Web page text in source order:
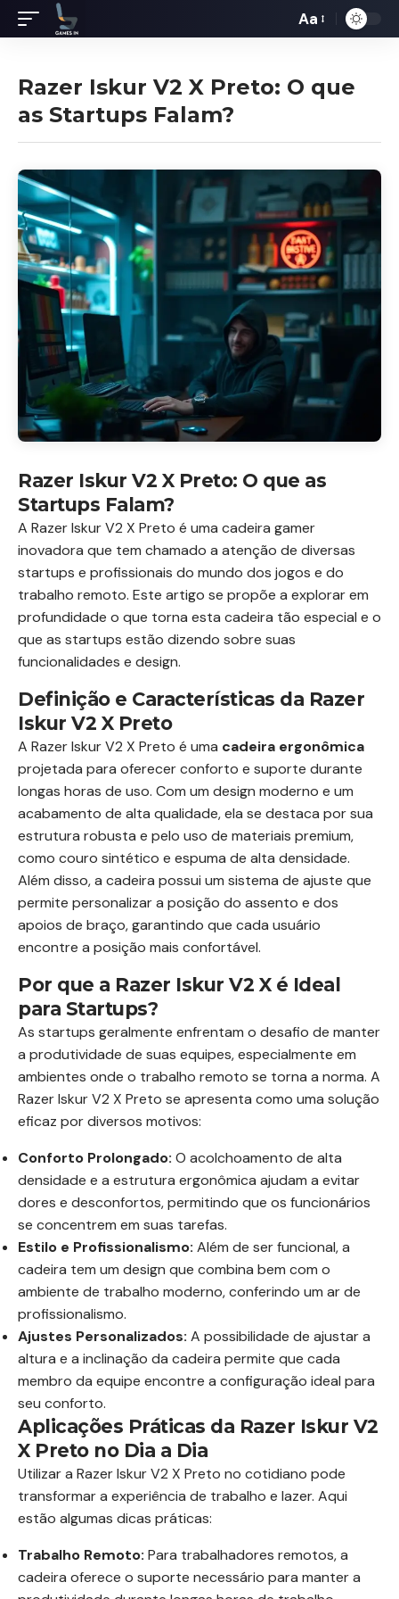
fontes
Aa
Razer Iskur V2 X Preto: O que
as Startups Falam?
Razer Iskur V2 X Preto: O que as
Startups Falam?
A Razer Iskur V2 X Preto é uma cadeira gamer
inovadora que tem chamado a atenção de diversas
startups e profissionais do mundo dos jogos e do
trabalho remoto. Este artigo se propõe a explorar em
profundidade o que torna esta cadeira tão especial e o
que as startups estão dizendo sobre suas
funcionalidades e design.
Definição e Características da Razer
Iskur V2 X Preto
A Razer Iskur V2 X Preto é uma cadeira ergonômica
projetada para oferecer conforto e suporte durante
longas horas de uso. Com um design moderno e um
acabamento de alta qualidade, ela se destaca por sua
estrutura robusta e pelo uso de materiais premium,
como couro sintético e espuma de alta densidade.
Além disso, a cadeira possui um sistema de ajuste que
permite personalizar a posição do assento e dos
apoios de braço, garantindo que cada usuário
encontre a posição mais confortável.
Por que a Razer Iskur V2 X é Ideal
para Startups?
As startups geralmente enfrentam o desafio de manter
a produtividade de suas equipes, especialmente em
ambientes onde o trabalho remoto se torna a norma. A
Razer Iskur V2 X Preto se apresenta como uma solução
eficaz por diversos motivos:
Conforto Prolongado: O acolchoamento de alta
densidade e a estrutura ergonômica ajudam a evitar
dores e desconfortos, permitindo que os funcionários
se concentrem em suas tarefas.
Estilo e Profissionalismo: Além de ser funcional, a
cadeira tem um design que combina bem com o
ambiente de trabalho moderno, conferindo um ar de
profissionalismo.
Ajustes Personalizados: A possibilidade de ajustar a
altura e a inclinação da cadeira permite que cada
membro da equipe encontre a configuração ideal para
seu conforto.
Aplicações Práticas da Razer Iskur V2
X Preto no Dia a Dia
Utilizar a Razer Iskur V2 X Preto no cotidiano pode
transformar a experiência de trabalho e lazer. Aqui
estão algumas dicas práticas:
Trabalho Remoto: Para trabalhadores remotos, a
cadeira oferece o suporte necessário para manter a